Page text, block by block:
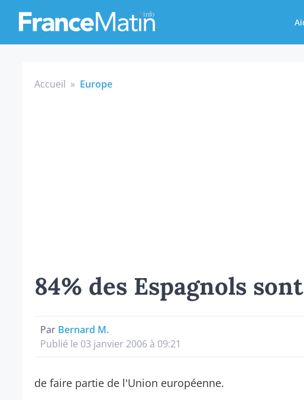
Accueil » Europe
84% des Espagnols
Par Bernard M.
Publié le 03 janvier 2006 à 09:21
de faire partie de l'Union européenne.